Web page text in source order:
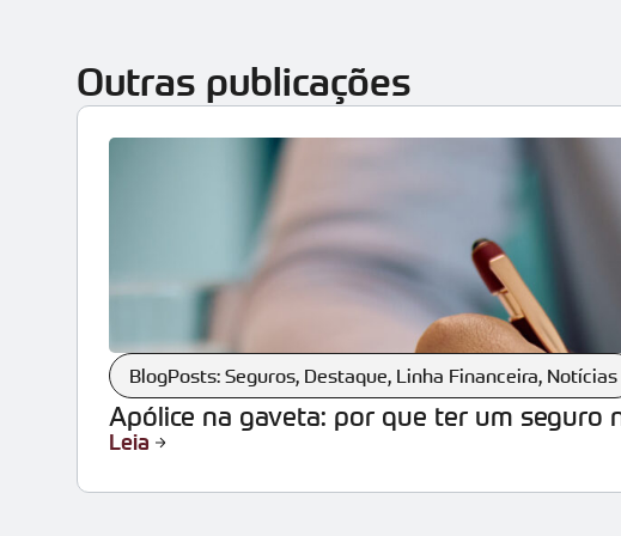
Outras publicações
BlogPosts: Seguros, Destaque, Linha Financeira, Notícias
Apólice na gaveta: por que ter um seguro
Leia